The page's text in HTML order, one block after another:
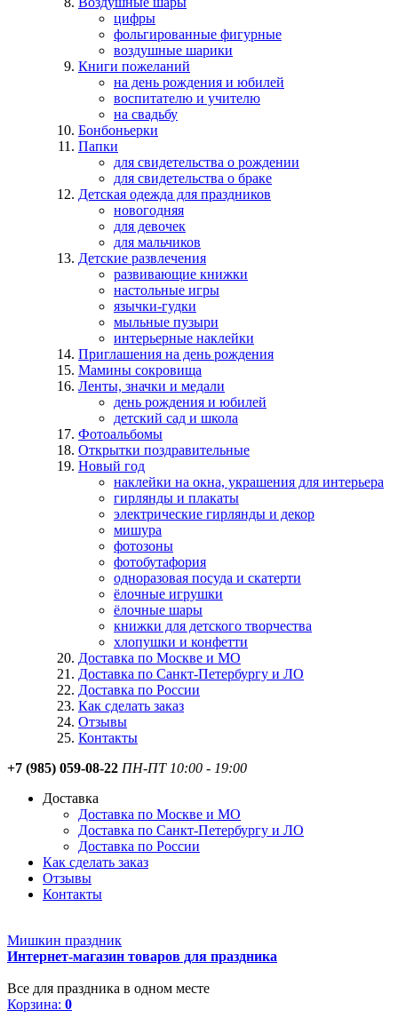
цифры
фольгированные фигурные
воздушные шарики
Книги пожеланий
на день рождения и юбилей
воспитателю и учителю
на свадьбу
Бонбоньерки
Папки
для свидетельства о рождении
для свидетельства о браке
Детская одежда для праздников
новогодняя
для девочек
для мальчиков
Детские развлечения
развивающие книжки
настольные игры
язычки-гудки
мыльные пузыри
интерьерные наклейки
Приглашения на день рождения
Мамины сокровища
Ленты, значки и медали
день рождения и юбилей
детский сад и школа
Фотоальбомы
Открытки поздравительные
Новый год
наклейки на окна, украшения для интерьера
гирлянды и плакаты
электрические гирлянды и декор
мишура
фотозоны
фотобутафория
одноразовая посуда и скатерти
ёлочные игрушки
ёлочные шары
книжки для детского творчества
хлопушки и конфетти
Доставка по Москве и МО
Доставка по Санкт-Петербургу и ЛО
Доставка по России
Как сделать заказ
Отзывы
Контакты
+7 (985) 059-08-22 ПН-ПТ 10:00 - 19:00
Доставка
Доставка по Москве и МО
Доставка по Санкт-Петербургу и ЛО
Доставка по России
Как сделать заказ
Отзывы
Контакты
Мишкин праздник
Интернет-магазин товаров для праздника
Все для праздника в одном месте
Корзина: 0